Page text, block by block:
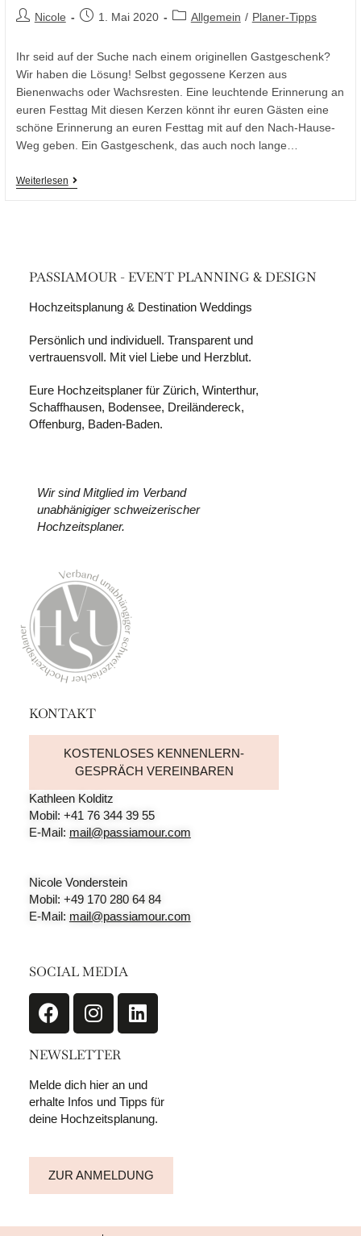
Nicole 1. Mai 2020 Allgemein / Planer-Tipps
Ihr seid auf der Suche nach einem originellen Gastgeschenk?
Wir haben die Lösung! Selbst gegossene Kerzen aus
Bienenwachs oder Wachsresten. Eine leuchtende Erinnerung an
euren Festtag Mit diesen Kerzen könnt ihr euren Gästen eine
schöne Erinnerung an euren Festtag mit auf den Nach-Hause-
Weg geben. Ein Gastgeschenk, das auch noch lange…
Weiterlesen
PASSIAMOUR - EVENT PLANNING & DESIGN
Hochzeitsplanung & Destination Weddings
Persönlich und individuell. Transparent und
vertrauensvoll. Mit viel Liebe und Herzblut.
Eure Hochzeitsplaner für Zürich, Winterthur,
Schaffhausen, Bodensee, Dreiländereck,
Offenburg, Baden-Baden.
Wir sind Mitglied im Verband
unabhänigiger schweizerischer
Hochzeitsplaner.
KONTAKT
KOSTENLOSES KENNENLERN-
GESPRÄCH VEREINBAREN
Kathleen Kolditz
Mobil: +41 76 344 39 55
E-Mail: mail@passiamour.com
Nicole Vonderstein
Mobil: +49 170 280 64 84
E-Mail: mail@passiamour.com
SOCIAL MEDIA
NEWSLETTER
Melde dich hier an und
erhalte Infos und Tipps für
deine Hochzeitsplanung.
ZUR ANMELDUNG